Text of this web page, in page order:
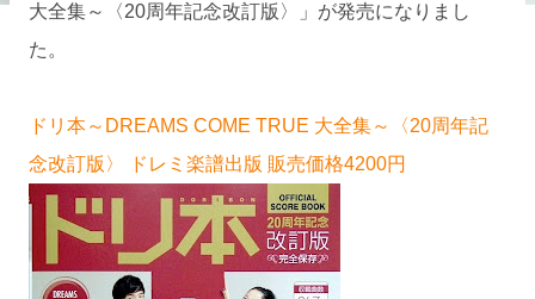
大全集～〈20周年記念改訂版〉」が発売になりまし
た。
ドリ本～DREAMS COME TRUE 大全集～〈20周年記
念改訂版〉 ドレミ楽譜出版 販売価格4200円